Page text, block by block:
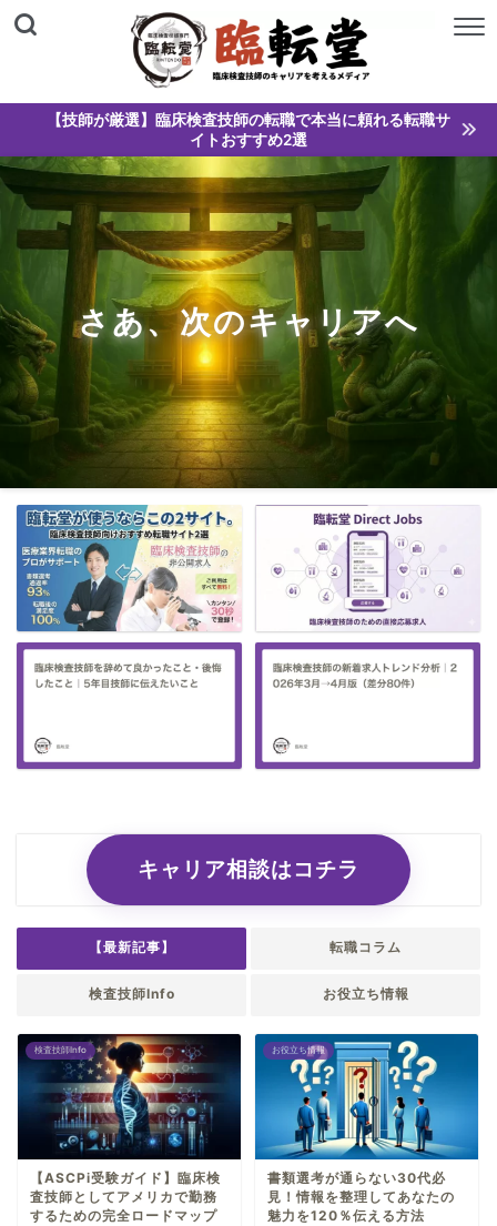
【技師が厳選】臨床検査技師の転職で本当に頼れる転職サ
イトおすすめ2選
さあ、次のキャリアへ
キャリア相談はコチラ
【最新記事】 転職コラム
検査技師Info お役立ち情報
検査技師Info
【ASCPi受験ガイド】臨床検
査技師としてアメリカで勤務
するための完全ロードマップ
お役立ち情報
書類選考が通らない30代必
見！情報を整理してあなたの
魅力を120％伝える方法